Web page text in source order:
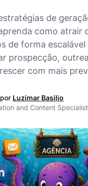
de
como atrair
de forma escalável
prospecção,
com mais
Luzimar Basilio
and Content